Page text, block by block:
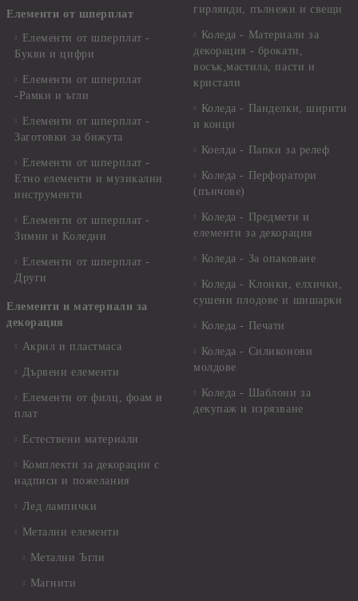
Елементи от шперплат
Елементи от шперплат -
Букви и цифри
Елементи от шперплат
-Рамки и ъгли
Елементи от шперплат -
Заготовки за бижута
Елементи от шперплат -
Етно елементи и музикални
инструменти
Елементи от шперплат -
Зимни и Коледни
Елементи от шперплат -
Други
Елементи и материали за
декорация
Акрил и пластмаса
Дървени елементи
Елементи от филц, фоам и
плат
Естествени материали
Комплекти за декорации с
надписи и пожелания
Лед лампички
Метални елементи
Метални Ъгли
Магнити
гирлянди, пълнежи и свещи
Коледа - Материали за
декорация - брокати,
восък,мастила, пасти и
кристали
Коледа - Панделки, ширити
и конци
Коелда - Папки за релеф
Коледа - Перфоратори
(пънчове)
Коледа - Предмети и
елементи за декорация
Коледа - За опаковане
Коледа - Kлонки, елхички,
сушени плодове и шишарки
Коледа - Печати
Коледа - Силиконови
молдове
Коледа - Шаблони за
декупаж и изрязване